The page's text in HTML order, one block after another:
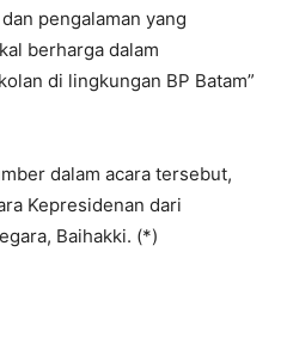
pengalaman yang
berharga dalam
di lingkungan BP Batam”
dalam acara tersebut,
Kepresidenan dari
Baihakki. (*)